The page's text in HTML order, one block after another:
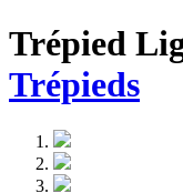
Trépied
Trépieds